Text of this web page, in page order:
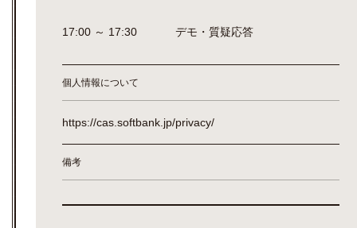
17:00 ～ 17:30 デモ・質疑応答
個人情報について
https://cas.softbank.jp/privacy/
備考